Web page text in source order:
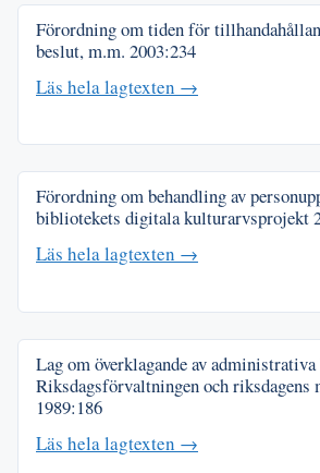
Förordning om tiden för
beslut, m.m. 2003:234
Läs hela lagtexten →
Förordning om behandling av
bibliotekets digitala kulturarvsprojekt
Läs hela lagtexten →
Lag om överklagande av
Riksdagsförvaltningen och riksdagens
1989:186
Läs hela lagtexten →